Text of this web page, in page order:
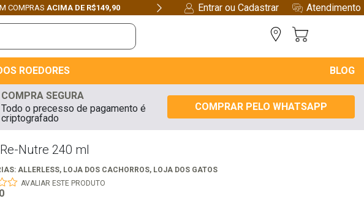
COMPRAS ACIMA DE R$149,90
Next
Entrar ou Cadastrar
Atendimento
ROEDORES BLOG
COMPRA SEGURA
Todo o precesso de pagamento é
criptografado
COMPRAR PELO WHATSAPP
Nutre 240 ml
ALLERLESS, LOJA DOS CACHORROS, LOJA DOS GATOS
AVALIAR ESTE PRODUTO